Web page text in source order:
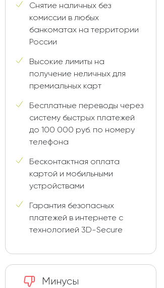
Снятие наличных без
комиссии в любых
банкоматах на территории
России
Высокие лимиты на
получение неличных для
премиальных карт
Бесплатные переводы через
систему быстрых платежей
до 100 000 руб. по номеру
телефона
Бесконтактная оплата
картой и мобильными
устройствами
Гарантия безопасных
платежей в интернете с
технологией 3D-Secure
Минусы